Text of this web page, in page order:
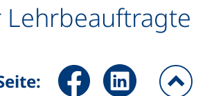
Seite über Facebook teilen
Seite über